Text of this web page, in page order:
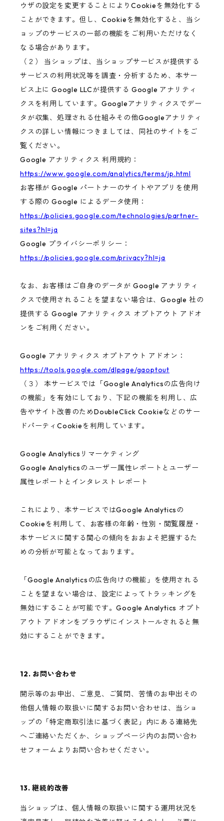
ウザの設定を変更することによりCookieを無効化する
ことができます。但し、Cookieを無効化すると、当シ
ョップのサービスの一部の機能をご利用いただけなく
なる場合があります。
（２） 当ショップは、当ショップサービスが提供する
サービスの利用状況等を調査・分析するため、本サー
ビス上に Google LLCが提供する Google アナリティ
クスを利用しています。Googleアナリティクスでデー
タが収集、処理される仕組みその他Googleアナリティ
クスの詳しい情報につきましては、同社のサイトをご
覧ください。
Google アナリティクス 利用規約：
https://www.google.com/analytics/terms/jp.html
お客様が Google パートナーのサイトやアプリを使用
する際の Google によるデータ使用：
https://policies.google.com/technologies/partner-
sites?hl=ja
Google プライバシーポリシー：
https://policies.google.com/privacy?hl=ja
なお、お客様はご自身のデータが Google アナリティ
クスで使用されることを望まない場合は、Google 社の
提供する Google アナリティクス オプトアウト アドオ
ンをご利用ください。
Google アナリティクス オプトアウト アドオン：
https://tools.google.com/dlpage/gaoptout
（３） 本サービスでは「Google Analyticsの広告向け
の機能」を有効にしており、下記の機能を利用し、広
告やサイト改善のためDoubleClick Cookieなどのサー
ドパーティCookieを利用しています。
Google Analyticsリマーケティング
Google Analyticsのユーザー属性レポートとユーザー
属性レポートとインタレスト レポート
これにより、本サービスではGoogle Analyticsの
Cookieを利用して、お客様の年齢・性別・閲覧履歴・
本サービスに関する関心の傾向をおおよそ把握するた
めの分析が可能となっております。
「Google Analyticsの広告向けの機能」を使用される
ことを望まない場合は、設定によってトラッキングを
無効にすることが可能です。Google Analytics オプト
アウト アドオンをブラウザにインストールされると無
効にすることができます。
12. お問い合わせ
開示等のお申出、ご意見、ご質問、苦情のお申出その
他個人情報の取扱いに関するお問い合わせは、当ショ
ップの「特定商取引法に基づく表記」内にある連絡先
へご連絡いただくか、ショップページ内のお問い合わ
せフォームよりお問い合わせください。
13. 継続的改善
当ショップは、個人情報の取扱いに関する運用状況を